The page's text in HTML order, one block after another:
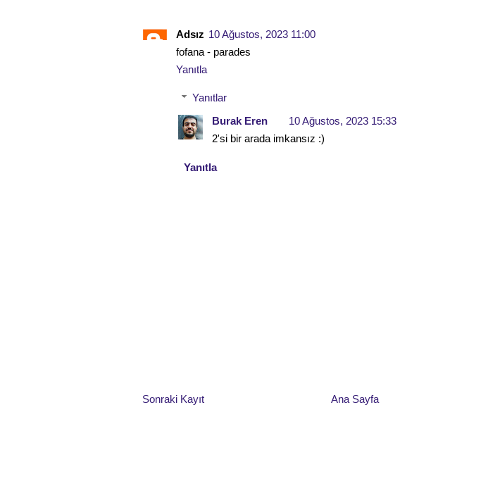
Adsız 10 Ağustos, 2023 11:00
fofana - parades
Yanıtla
Yanıtlar
Burak Eren
10 Ağustos, 2023 15:33
2'si bir arada imkansız :)
Yanıtla
Sonraki Kayıt Ana Sayfa